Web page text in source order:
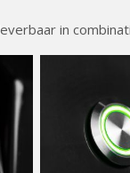
in